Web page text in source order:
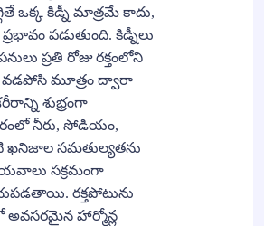
ఒక్క కిడ్నీ మాత్రమే కాదు,
పడుతుంది. కిడ్నీలు
ప్రతి రోజు రక్తంలోని
వడపోసి మూత్రం ద్వారా
శుభ్రంగా
నీరు, సోడియం,
సమతుల్యతను
సక్రమంగా
రక్తపోటును
అవసరమైన హార్మోన్ల